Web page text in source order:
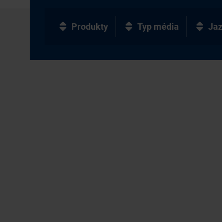
Produkty Typ média